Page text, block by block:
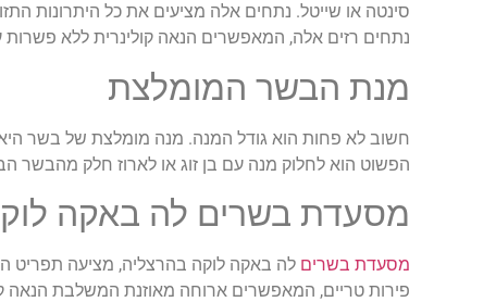
סינטה או שייטל. נתחים אלה מציעים את כל היתרונות
נתחים רזים אלה, המאפשרים הנאה קולינרית ללא פשרות
מנת הבשר המומלצת
הפשוט הוא לחלוק מנה עם בן זוג או לארוז חלק מהבשר
מסעדת בשרים לה באקה
מסעדת בשרים לה באקה לוקה בהרצליה, מציעה תפריט
פירות טריים, המאפשרים ארוחה מאוזנת המשלבת הנאה